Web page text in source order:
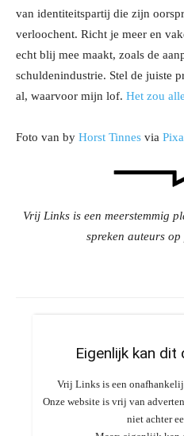
van identiteitspartij die zijn
verloochent. Richt je meer en
echt blij mee maakt, zoals de
schuldenindustrie. Stel de juiste
al, waarvoor mijn lof. Het zou
Foto van by Horst Tinnes via
Vrij Links is een meerstemmig
spreken auteurs
Eigenlijk kan dit
Vrij Links is een
Onze website is vrij van
niet achter